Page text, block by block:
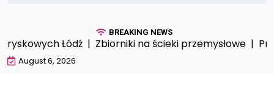
BREAKING NEWS
Łódź |Zbiorniki na ścieki przemysłowe |
August 6, 2026